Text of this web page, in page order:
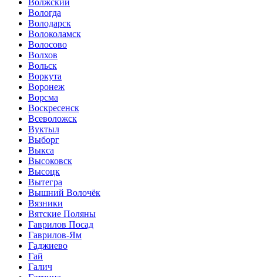
Вологда
Володарск
Волоколамск
Волосово
Волхов
Вольск
Воркута
Воронеж
Ворсма
Воскресенск
Всеволожск
Вуктыл
Выборг
Выкса
Высоковск
Высоцк
Вытегра
Вышний Волочёк
Вязники
Вятские Поляны
Гаврилов Посад
Гаврилов-Ям
Гаджиево
Гай
Галич